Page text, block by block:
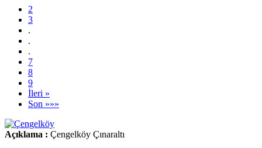
2
3
.
.
.
7
8
9
İleri »
Son »»»
Açıklama : Çengelköy Çınaraltı